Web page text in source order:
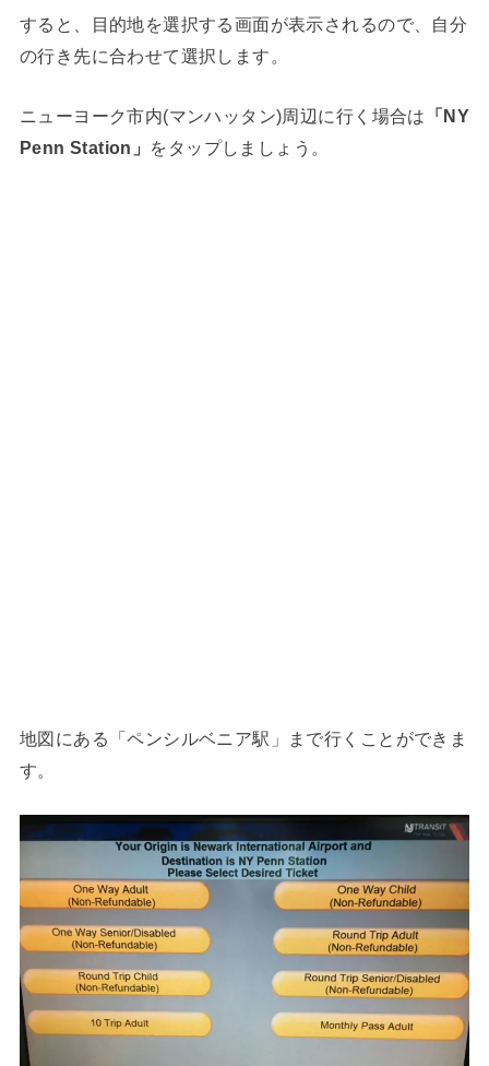
すると、目的地を選択する画面が表示されるので、自分
の行き先に合わせて選択します。
ニューヨーク市内(マンハッタン)周辺に行く場合は 「NY
Penn Station」 をタップしましょう。
地図にある「ペンシルベニア駅」まで行くことができま
す。